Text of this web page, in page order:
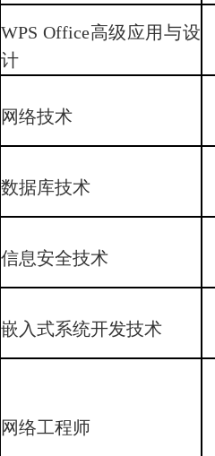
WPS Office高级应用与设
计
网络技术
数据库技术
信息安全技术
嵌入式系统开发技术
网络工程师